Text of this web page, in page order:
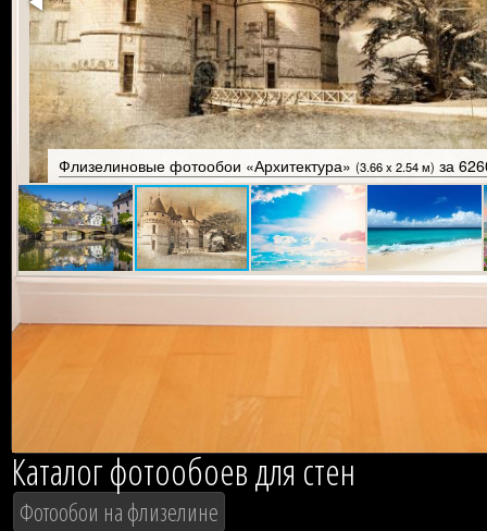
Флизелиновые фотообои «Облака» (4.16 x 2.7 м)за 0 руб
Каталог фотообоев для стен
Фотообои на флизелине